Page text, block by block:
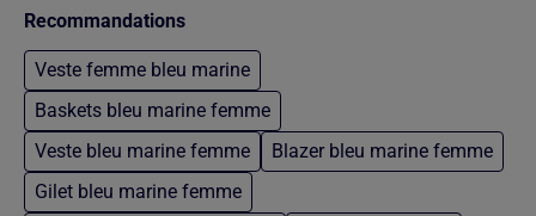
Recommandations
Veste femme bleu marine
Baskets bleu marine femme
Veste bleu marine femme
Blazer bleu marine femme
Gilet bleu marine femme